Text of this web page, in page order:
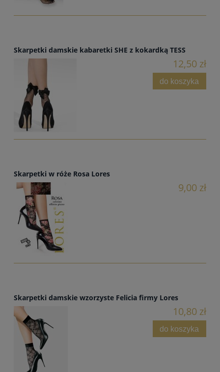
Skarpetki damskie kabaretki SHE z kokardką TESS
12,50 zł
do koszyka
Skarpetki w róże Rosa Lores
9,00 zł
Skarpetki damskie wzorzyste Felicia firmy Lores
10,80 zł
do koszyka